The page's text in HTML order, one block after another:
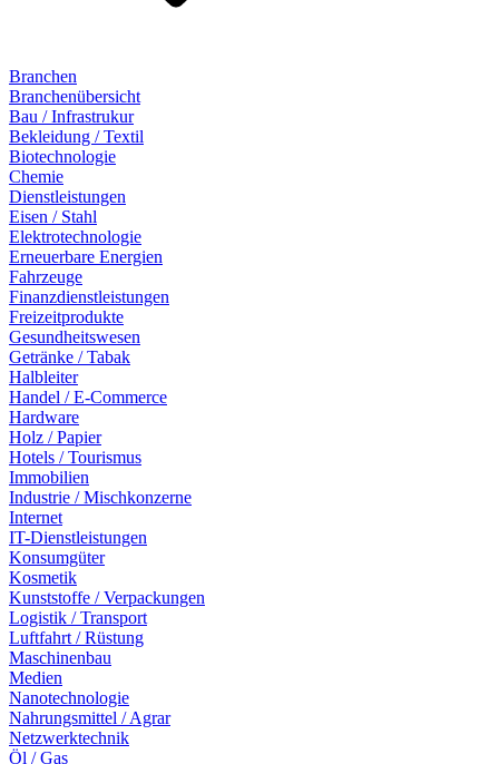
Branchen
Branchenübersicht
Bau / Infrastrukur
Bekleidung / Textil
Biotechnologie
Chemie
Dienstleistungen
Eisen / Stahl
Elektrotechnologie
Erneuerbare Energien
Fahrzeuge
Finanzdienstleistungen
Freizeitprodukte
Gesundheitswesen
Getränke / Tabak
Halbleiter
Handel / E-Commerce
Hardware
Holz / Papier
Hotels / Tourismus
Immobilien
Industrie / Mischkonzerne
Internet
IT-Dienstleistungen
Konsumgüter
Kosmetik
Kunststoffe / Verpackungen
Logistik / Transport
Luftfahrt / Rüstung
Maschinenbau
Medien
Nanotechnologie
Nahrungsmittel / Agrar
Netzwerktechnik
Öl / Gas